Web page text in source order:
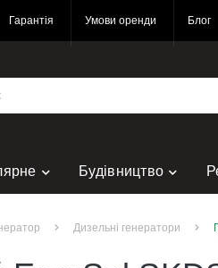
Гарантія Умови оренди Блог
Будівництво
Дизельні генератори